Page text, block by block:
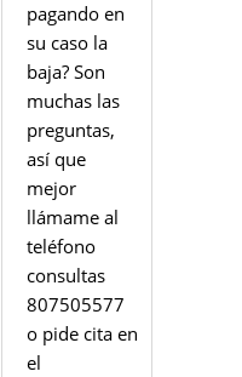
pagando en
su caso la
baja? Son
muchas las
preguntas,
así que
mejor
llámame al
teléfono
consultas
807505577
o pide cita en
el